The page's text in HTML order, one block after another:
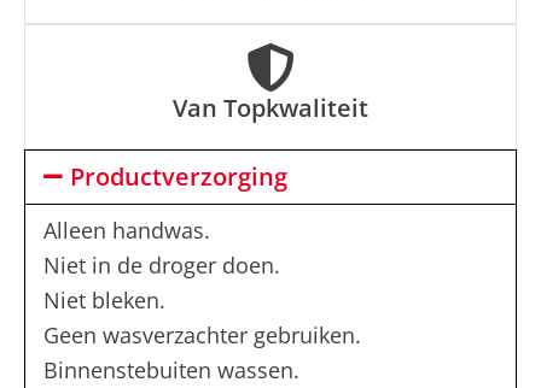
Van Topkwaliteit
Productverzorging
Alleen handwas.
Niet in de droger doen.
Niet bleken.
Geen wasverzachter gebruiken.
Binnenstebuiten wassen.